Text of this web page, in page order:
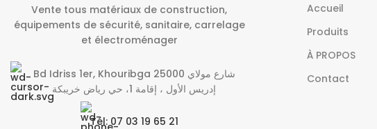
Vente tous matériaux de construction,
équipements de sécurité, sanitaire, carrelage
et électroménager
Bd Idriss 1er, Khouribga 25000 شارع مولاي
إدريس الأول ، إقامة 1، حي رياض خريبكة
Tél: 07 03 19 65 21
Accueil
Produits
À PROPOS
Contact